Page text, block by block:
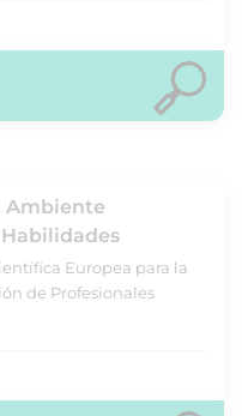
Ambiente
Europea para la
de Profesionales